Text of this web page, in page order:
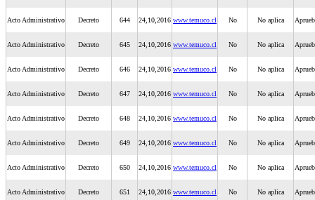
Acto Administrativo Decreto 644 24,10,2016 www.temuco.cl No No aplica
Acto Administrativo Decreto 645 24,10,2016 www.temuco.cl No No aplica
Acto Administrativo Decreto 646 24,10,2016 www.temuco.cl No No aplica
Acto Administrativo Decreto 647 24,10,2016 www.temuco.cl No No aplica
Acto Administrativo Decreto 648 24,10,2016 www.temuco.cl No No aplica
Acto Administrativo Decreto 649 24,10,2016 www.temuco.cl No No aplica
Acto Administrativo Decreto 650 24,10,2016 www.temuco.cl No No aplica
Acto Administrativo Decreto 651 24,10,2016 www.temuco.cl No No aplica